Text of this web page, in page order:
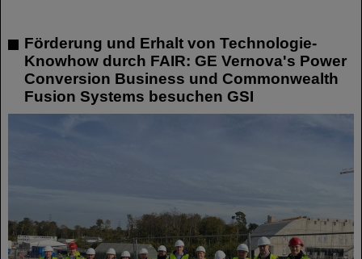
Förderung und Erhalt von Technologie-
Knowhow durch FAIR: GE Vernova's Power
Conversion Business und Commonwealth
Fusion Systems besuchen GSI